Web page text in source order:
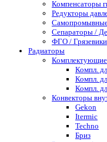
Компенсаторы
Редукторы
Сепараторы /
ФГО / Грязевики
Радиаторы
Компл.
Компл.
Компл.
Конвекторы
Gekon
Itermic
Techno
Бриз